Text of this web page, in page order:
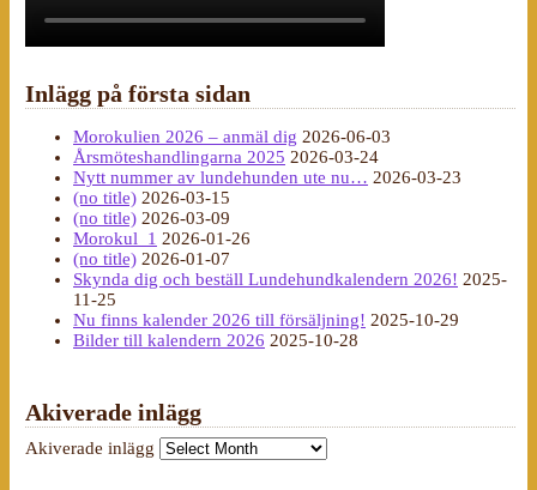
Inlägg på första sidan
Morokulien 2026 – anmäl dig 2026-06-03
Årsmöteshandlingarna 2025 2026-03-24
Nytt nummer av lundehunden ute nu… 2026-03-23
(no title) 2026-03-15
(no title) 2026-03-09
Morokul_1 2026-01-26
(no title) 2026-01-07
Skynda dig och beställ Lundehundkalendern 2026! 2025-
11-25
Nu finns kalender 2026 till försäljning! 2025-10-29
Bilder till kalendern 2026 2025-10-28
Akiverade inlägg
Akiverade inlägg